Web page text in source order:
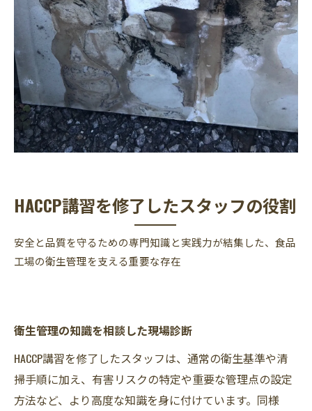
HACCP講習を修了したスタッフの役割
安全と品質を守るための専門知識と実践力が結集した、食品
工場の衛生管理を支える重要な存在
衛生管理の知識を相談した現場診断
HACCP講習を修了したスタッフは、通常の衛生基準や清
掃手順に加え、有害リスクの特定や重要な管理点の設定
方法など、より高度な知識を身に付けています。同様